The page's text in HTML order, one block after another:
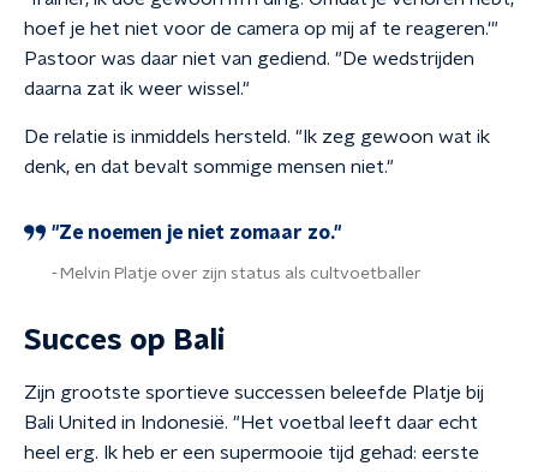
hoef je het niet voor de camera op mij af te reageren.'"
Pastoor was daar niet van gediend. "De wedstrijden
daarna zat ik weer wissel."
De relatie is inmiddels hersteld. "Ik zeg gewoon wat ik
denk, en dat bevalt sommige mensen niet."
"Ze noemen je niet zomaar zo."
Melvin Platje over zijn status als cultvoetballer
Succes op Bali
Zijn grootste sportieve successen beleefde Platje bij
Bali United in Indonesië. "Het voetbal leeft daar echt
heel erg. Ik heb er een supermooie tijd gehad: eerste